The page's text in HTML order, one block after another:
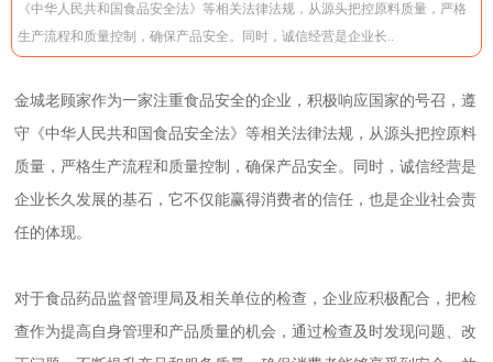
《中华人民共和国食品安全法》等相关法律法规，从源头把控原料质量，严格
生产流程和质量控制，确保产品安全。同时，诚信经营是企业长..
金城老顾家作为一家注重食品安全的企业，积极响应国家的号召，遵
守《中华人民共和国食品安全法》等相关法律法规，从源头把控原料
质量，严格生产流程和质量控制，确保产品安全。同时，诚信经营是
企业长久发展的基石，它不仅能赢得消费者的信任，也是企业社会责
任的体现。
对于食品药品监督管理局及相关单位的检查，企业应积极配合，把检
查作为提高自身管理和产品质量的机会，通过检查及时发现问题、改